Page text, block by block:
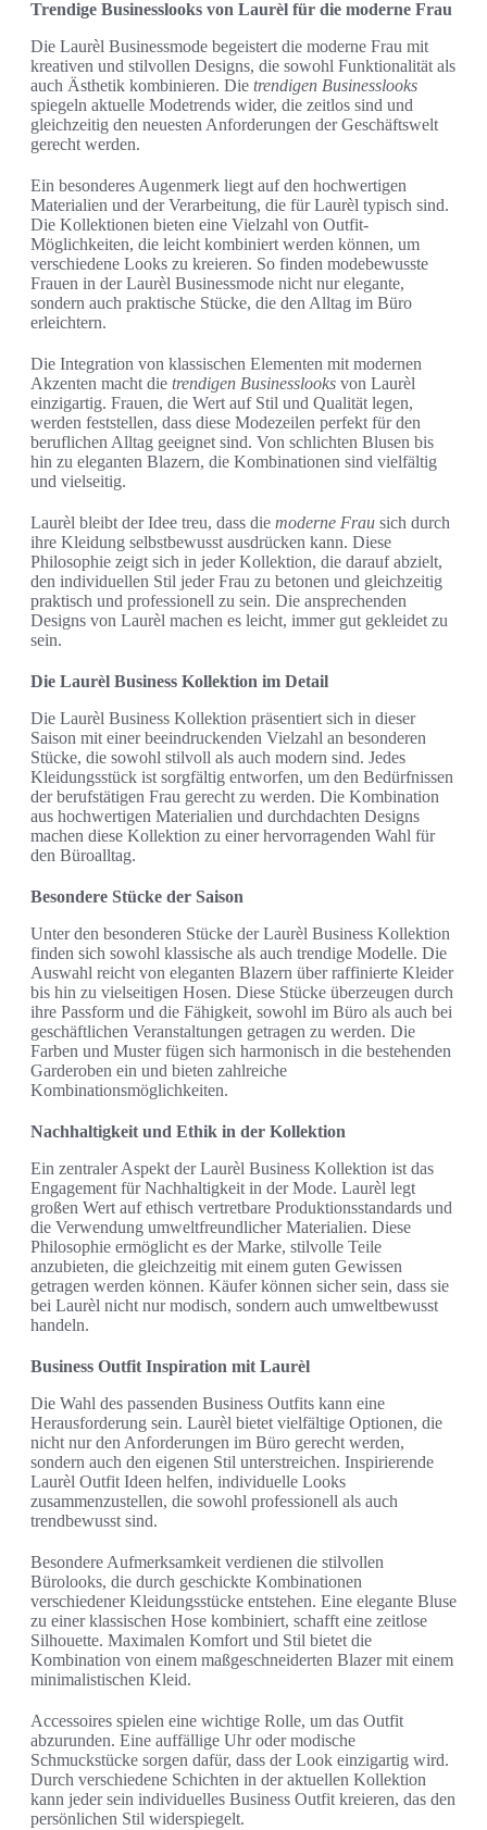
Trendige Businesslooks von Laurèl für die moderne Frau
Die Laurèl Businessmode begeistert die moderne Frau mit
kreativen und stilvollen Designs, die sowohl Funktionalität als
auch Ästhetik kombinieren. Die trendigen Businesslooks
spiegeln aktuelle Modetrends wider, die zeitlos sind und
gleichzeitig den neuesten Anforderungen der Geschäftswelt
gerecht werden.
Ein besonderes Augenmerk liegt auf den hochwertigen
Materialien und der Verarbeitung, die für Laurèl typisch sind.
Die Kollektionen bieten eine Vielzahl von Outfit-
Möglichkeiten, die leicht kombiniert werden können, um
verschiedene Looks zu kreieren. So finden modebewusste
Frauen in der Laurèl Businessmode nicht nur elegante,
sondern auch praktische Stücke, die den Alltag im Büro
erleichtern.
Die Integration von klassischen Elementen mit modernen
Akzenten macht die trendigen Businesslooks von Laurèl
einzigartig. Frauen, die Wert auf Stil und Qualität legen,
werden feststellen, dass diese Modezeilen perfekt für den
beruflichen Alltag geeignet sind. Von schlichten Blusen bis
hin zu eleganten Blazern, die Kombinationen sind vielfältig
und vielseitig.
Laurèl bleibt der Idee treu, dass die moderne Frau sich durch
ihre Kleidung selbstbewusst ausdrücken kann. Diese
Philosophie zeigt sich in jeder Kollektion, die darauf abzielt,
den individuellen Stil jeder Frau zu betonen und gleichzeitig
praktisch und professionell zu sein. Die ansprechenden
Designs von Laurèl machen es leicht, immer gut gekleidet zu
sein.
Die Laurèl Business Kollektion im Detail
Die Laurèl Business Kollektion präsentiert sich in dieser
Saison mit einer beeindruckenden Vielzahl an besonderen
Stücke, die sowohl stilvoll als auch modern sind. Jedes
Kleidungsstück ist sorgfältig entworfen, um den Bedürfnissen
der berufstätigen Frau gerecht zu werden. Die Kombination
aus hochwertigen Materialien und durchdachten Designs
machen diese Kollektion zu einer hervorragenden Wahl für
den Büroalltag.
Besondere Stücke der Saison
Unter den besonderen Stücke der Laurèl Business Kollektion
finden sich sowohl klassische als auch trendige Modelle. Die
Auswahl reicht von eleganten Blazern über raffinierte Kleider
bis hin zu vielseitigen Hosen. Diese Stücke überzeugen durch
ihre Passform und die Fähigkeit, sowohl im Büro als auch bei
geschäftlichen Veranstaltungen getragen zu werden. Die
Farben und Muster fügen sich harmonisch in die bestehenden
Garderoben ein und bieten zahlreiche
Kombinationsmöglichkeiten.
Nachhaltigkeit und Ethik in der Kollektion
Ein zentraler Aspekt der Laurèl Business Kollektion ist das
Engagement für Nachhaltigkeit in der Mode. Laurèl legt
großen Wert auf ethisch vertretbare Produktionsstandards und
die Verwendung umweltfreundlicher Materialien. Diese
Philosophie ermöglicht es der Marke, stilvolle Teile
anzubieten, die gleichzeitig mit einem guten Gewissen
getragen werden können. Käufer können sicher sein, dass sie
bei Laurèl nicht nur modisch, sondern auch umweltbewusst
handeln.
Business Outfit Inspiration mit Laurèl
Die Wahl des passenden Business Outfits kann eine
Herausforderung sein. Laurèl bietet vielfältige Optionen, die
nicht nur den Anforderungen im Büro gerecht werden,
sondern auch den eigenen Stil unterstreichen. Inspirierende
Laurèl Outfit Ideen helfen, individuelle Looks
zusammenzustellen, die sowohl professionell als auch
trendbewusst sind.
Besondere Aufmerksamkeit verdienen die stilvollen
Bürolooks, die durch geschickte Kombinationen
verschiedener Kleidungsstücke entstehen. Eine elegante Bluse
zu einer klassischen Hose kombiniert, schafft eine zeitlose
Silhouette. Maximalen Komfort und Stil bietet die
Kombination von einem maßgeschneiderten Blazer mit einem
minimalistischen Kleid.
Accessoires spielen eine wichtige Rolle, um das Outfit
abzurunden. Eine auffällige Uhr oder modische
Schmuckstücke sorgen dafür, dass der Look einzigartig wird.
Durch verschiedene Schichten in der aktuellen Kollektion
kann jeder sein individuelles Business Outfit kreieren, das den
persönlichen Stil widerspiegelt.